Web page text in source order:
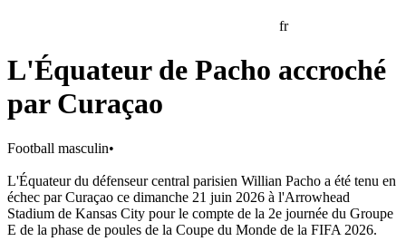
fr
L'Équateur de Pacho accroché
par Curaçao
Football masculin•
L'Équateur du défenseur central parisien Willian Pacho a été tenu en
échec par Curaçao ce dimanche 21 juin 2026 à l'Arrowhead
Stadium de Kansas City pour le compte de la 2e journée du Groupe
E de la phase de poules de la Coupe du Monde de la FIFA 2026.